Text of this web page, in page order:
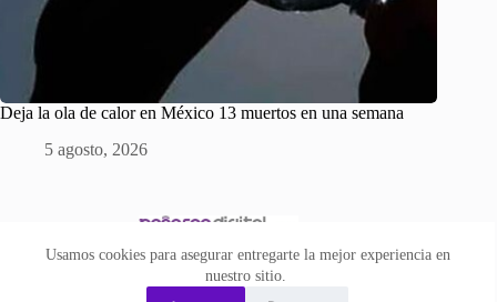
Usamos cookies para asegurar entregarte la mejor experiencia en
nuestro sitio.
Deja la ola de calor en México 13 muertos en una semana
5 agosto, 2026